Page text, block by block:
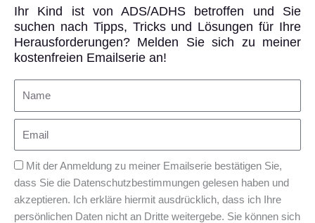
Ihr Kind ist von ADS/ADHS betroffen und Sie
suchen nach Tipps, Tricks und Lösungen für Ihre
Herausforderungen? Melden Sie sich zu meiner
kostenfreien Emailserie an!
Mit der Anmeldung zu meiner Emailserie bestätigen Sie,
dass Sie die Datenschutzbestimmungen gelesen haben und
akzeptieren. Ich erkläre hiermit ausdrücklich, dass ich Ihre
persönlichen Daten nicht an Dritte weitergebe. Sie können sich